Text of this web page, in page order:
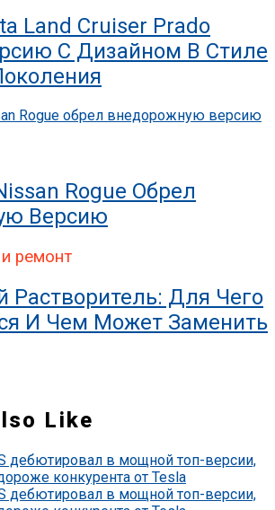
Land Cruiser Prado
С Дизайном В Стиле
Rogue Обрел
Версию
ремонт
Растворитель: Для Чего
И Чем Может Заменить
Like